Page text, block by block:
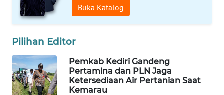
Buka Katalog
Pilihan Editor
Pemkab Kediri Gandeng
Pertamina dan PLN Jaga
Ketersediaan Air Pertanian Saat
Kemarau
WAHANA
WAHANA
DESA
WISATA